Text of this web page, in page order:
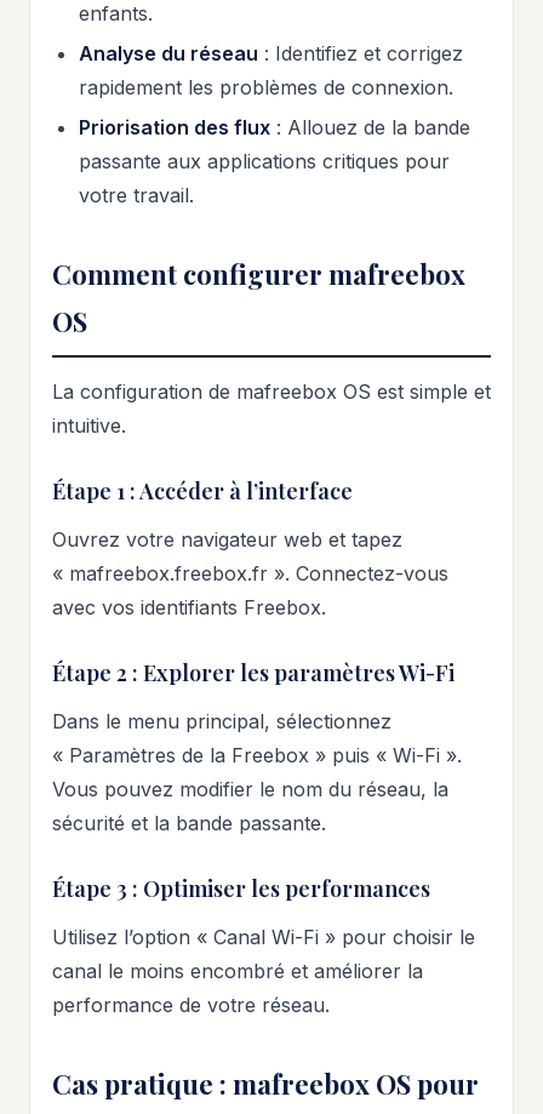
enfants.
Analyse du réseau : Identifiez et corrigez
rapidement les problèmes de connexion.
Priorisation des flux : Allouez de la bande
passante aux applications critiques pour
votre travail.
Comment configurer mafreebox
OS
La configuration de mafreebox OS est simple et
intuitive.
Étape 1 : Accéder à l’interface
Ouvrez votre navigateur web et tapez
« mafreebox.freebox.fr ». Connectez-vous
avec vos identifiants Freebox.
Étape 2 : Explorer les paramètres Wi-Fi
Dans le menu principal, sélectionnez
« Paramètres de la Freebox » puis « Wi-Fi ».
Vous pouvez modifier le nom du réseau, la
sécurité et la bande passante.
Étape 3 : Optimiser les performances
Utilisez l’option « Canal Wi-Fi » pour choisir le
canal le moins encombré et améliorer la
performance de votre réseau.
Cas pratique : mafreebox OS pour